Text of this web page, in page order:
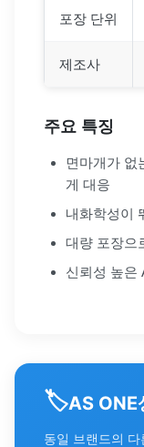
포장 단위
제조사
주요 특징
면마개가 없
게 대응
내화학성이
대량 포장으
신뢰성 높은
🏷️AS ONE
동일 브랜드의